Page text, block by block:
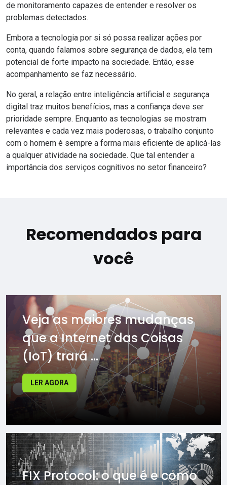
de monitoramento capazes de entender e resolver os
problemas detectados.
Embora a tecnologia por si só possa realizar ações por
conta, quando falamos sobre segurança de dados, ela tem
potencial de forte impacto na sociedade. Então, esse
acompanhamento se faz necessário.
No geral, a relação entre inteligência artificial e segurança
digital traz muitos benefícios, mas a confiança deve ser
prioridade sempre. Enquanto as tecnologias se mostram
relevantes e cada vez mais poderosas, o trabalho conjunto
com o homem é sempre a forma mais eficiente de aplicá-las
a qualquer atividade na sociedade. Que tal entender a
importância dos serviços cognitivos no setor financeiro?
Recomendados para
você
Veja as maiores mudanças
que a Internet das Coisas
(IoT) trará ...
LER AGORA
FIX Protocol: o que é e como